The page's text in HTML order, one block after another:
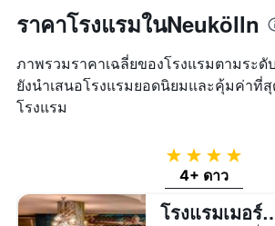
นี้
ที่
ใน
ช่วง
3
แแส
ดง
เฉลี่ย
ของ
ห้อง
ราคาโรงแรมในNeukölln
ภาพรวมราคาเฉลี่ยของโรงแรมตามระดั
ยังนำเสนอโรงแรมยอดนิยมและคุ้มค่าที่
โรงแรม
4 ดาว
4+ ดาว
โรงแรมเมอร์เคียว เ